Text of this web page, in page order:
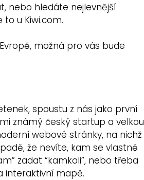
nebo hledáte nejlevnější
u Kiwi.com.
možná pro vás bude
spoustu z nás jako první
známý český startup a velkou
webové stránky, na nichž
že nevíte, kam se vlastně
zadat “kamkoli”, nebo třeba
interaktivní mapě.